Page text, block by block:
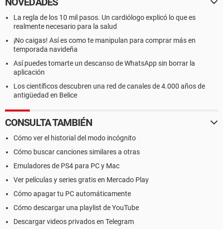
La regla de los 10 mil pasos. Un cardiólogo explicó lo que es
realmente necesario para la salud
¡No caigas! Así es como te manipulan para comprar más en
temporada navideña
Así puedes tomarte un descanso de WhatsApp sin borrar la
aplicación
Los científicos descubren una red de canales de 4.000 años de
antigüedad en Belice
CONSULTA TAMBIÉN
Cómo ver el historial del modo incógnito
Cómo buscar canciones similares a otras
Emuladores de PS4 para PC y Mac
Ver películas y series gratis en Mercado Play
Cómo apagar tu PC automáticamente
Cómo descargar una playlist de YouTube
Descargar videos privados en Telegram